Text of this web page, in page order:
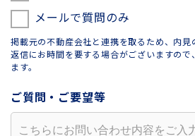
メールで質問のみ
掲載元の不動産会社と連携を取るため、内見
返信にお時間を要する場合がございますの
ます。
ご質問・ご要望等